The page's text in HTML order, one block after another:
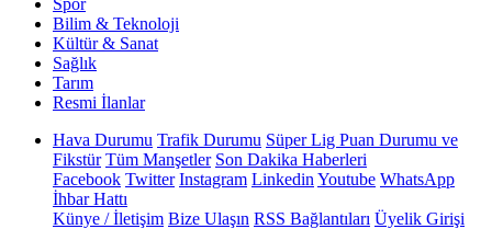
Spor
Bilim & Teknoloji
Kültür & Sanat
Sağlık
Tarım
Resmi İlanlar
Hava Durumu Trafik Durumu Süper Lig Puan Durumu ve
Fikstür Tüm Manşetler Son Dakika Haberleri
Facebook Twitter Instagram Linkedin Youtube WhatsApp
İhbar Hattı
Künye / İletişim Bize Ulaşın RSS Bağlantıları Üyelik Girişi